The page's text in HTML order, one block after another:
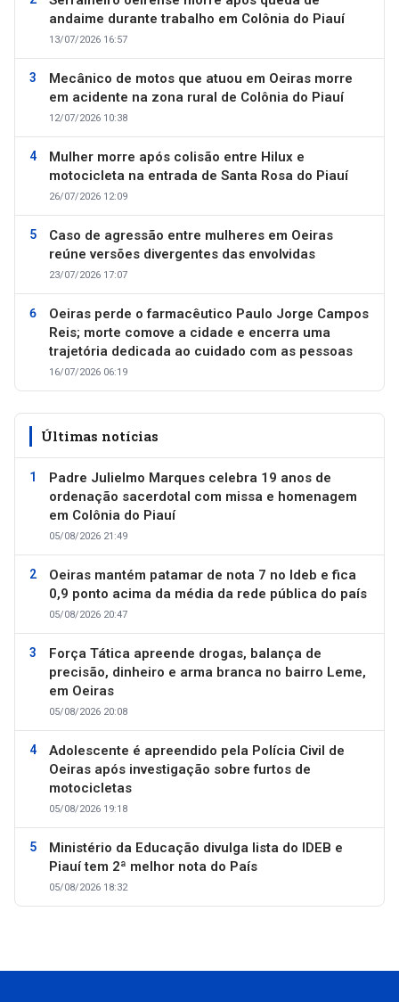
andaime durante trabalho em Colônia do Piauí
13/07/2026 16:57
Mecânico de motos que atuou em Oeiras morre
em acidente na zona rural de Colônia do Piauí
12/07/2026 10:38
Mulher morre após colisão entre Hilux e
motocicleta na entrada de Santa Rosa do Piauí
26/07/2026 12:09
Caso de agressão entre mulheres em Oeiras
reúne versões divergentes das envolvidas
23/07/2026 17:07
Oeiras perde o farmacêutico Paulo Jorge Campos
Reis; morte comove a cidade e encerra uma
trajetória dedicada ao cuidado com as pessoas
16/07/2026 06:19
Últimas notícias
Padre Julielmo Marques celebra 19 anos de
ordenação sacerdotal com missa e homenagem
em Colônia do Piauí
05/08/2026 21:49
Oeiras mantém patamar de nota 7 no Ideb e fica
0,9 ponto acima da média da rede pública do país
05/08/2026 20:47
Força Tática apreende drogas, balança de
precisão, dinheiro e arma branca no bairro Leme,
em Oeiras
05/08/2026 20:08
Adolescente é apreendido pela Polícia Civil de
Oeiras após investigação sobre furtos de
motocicletas
05/08/2026 19:18
Ministério da Educação divulga lista do IDEB e
Piauí tem 2ª melhor nota do País
05/08/2026 18:32